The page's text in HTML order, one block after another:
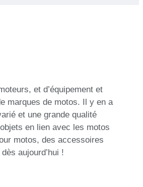
et d’équipement et
marques de motos. Il y en a
et une grande qualité
en lien avec les motos
motos, des accessoires
aujourd’hui !